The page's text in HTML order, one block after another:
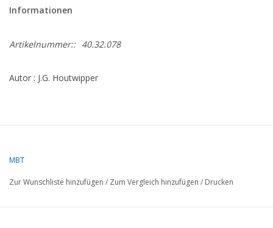
Informationen
Artikelnummer:: 40.32.078
Autor : J.G. Houtwipper
MBT
Zur Wunschliste hinzufügen / Zum Vergleich hinzufügen / Drucken